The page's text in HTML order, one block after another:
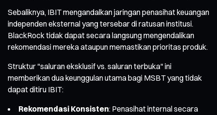
Sebaliknya, IBIT mengandalkan jaringan penasihat keuangan
independen eksternal yang tersebar di ratusan institusi.
BlackRock tidak dapat secara langsung mengendalikan
rekomendasi mereka ataupun memastikan prioritas produk.
Struktur "saluran eksklusif vs. saluran terbuka" ini
memberikan dua keunggulan utama bagi MSBT yang tidak
dapat ditiru IBIT:
Rekomendasi Konsisten: Penasihat internal secara